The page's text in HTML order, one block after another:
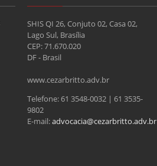
SHIS QI 26, Conjuto 02, Casa 02,
Lago Sul, Brasília
CEP: 71.670.020
DF - Brasil
www.cezarbritto.adv.br
Telefone: 61 3548-0032 | 61 3535-
9802
E-mail:advocacia@cezarbritto.adv.br